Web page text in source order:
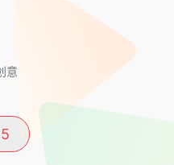
意
5